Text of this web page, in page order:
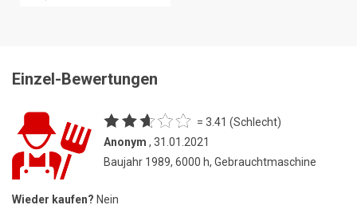
Einzel-Bewertungen
= 3.41 (Schlecht)
Anonym , 31.01.2021
Baujahr 1989, 6000 h, Gebrauchtmaschine
Wieder kaufen? Nein